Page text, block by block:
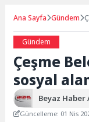
Ana Sayfa Gündem
Gündem
Çeşme
sosyal
Beyaz Haber
Güncelleme: 01 Nis